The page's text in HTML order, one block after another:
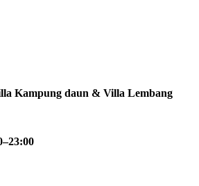
Kampung daun & Villa Lembang